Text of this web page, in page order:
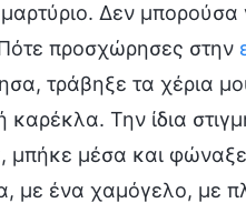
Δεν
προσχώρησες στην
τράβηξε τα χέρια
Την ίδια
μέσα και
με ένα χαμόγελο, με